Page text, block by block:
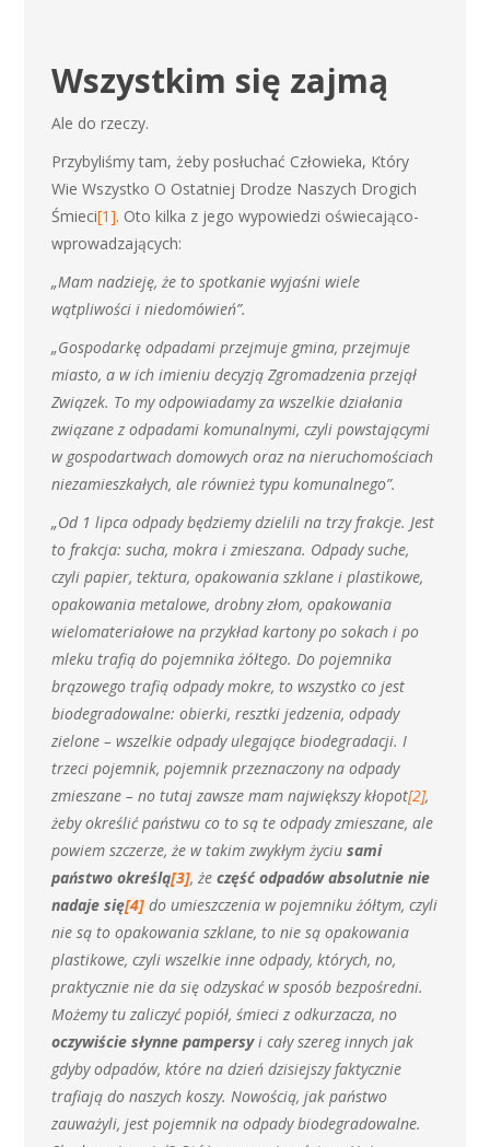
Wszystkim się zajmą
Ale do rzeczy.
Przybyliśmy tam, żeby posłuchać Człowieka, Który
Wie Wszystko O Ostatniej Drodze Naszych Drogich
Śmieci[1]. Oto kilka z jego wypowiedzi oświecająco-
wprowadzających:
„Mam nadzieję, że to spotkanie wyjaśni wiele
wątpliwości i niedomówień”.
„Gospodarkę odpadami przejmuje gmina, przejmuje
miasto, a w ich imieniu decyzją Zgromadzenia przejął
Związek. To my odpowiadamy za wszelkie działania
związane z odpadami komunalnymi, czyli powstającymi
w gospodartwach domowych oraz na nieruchomościach
niezamieszkałych, ale również typu komunalnego”.
„Od 1 lipca odpady będziemy dzielili na trzy frakcje. Jest
to frakcja: sucha, mokra i zmieszana. Odpady suche,
czyli papier, tektura, opakowania szklane i plastikowe,
opakowania metalowe, drobny złom, opakowania
wielomateriałowe na przykład kartony po sokach i po
mleku trafią do pojemnika żółtego. Do pojemnika
brązowego trafią odpady mokre, to wszystko co jest
biodegradowalne: obierki, resztki jedzenia, odpady
zielone – wszelkie odpady ulegające biodegradacji. I
trzeci pojemnik, pojemnik przeznaczony na odpady
zmieszane – no tutaj zawsze mam największy kłopot[2],
żeby określić państwu co to są te odpady zmieszane, ale
powiem szczerze, że w takim zwykłym życiu sami
państwo określą[3], że część odpadów absolutnie nie
nadaje się[4]do umieszczenia w pojemniku żółtym, czyli
nie są to opakowania szklane, to nie są opakowania
plastikowe, czyli wszelkie inne odpady, których, no,
praktycznie nie da się odzyskać w sposób bezpośredni.
Możemy tu zaliczyć popiół, śmieci z odkurzacza, no
oczywiście słynne pampersyi cały szereg innych jak
gdyby odpadów, które na dzień dzisiejszy faktycznie
trafiają do naszych koszy. Nowością, jak państwo
zauważyli, jest pojemnik na odpady biodegradowalne.